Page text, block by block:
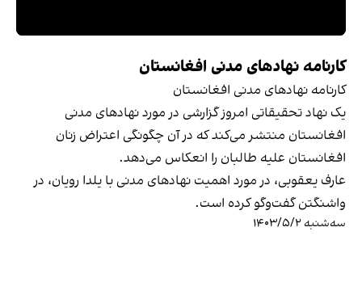
کارنامه نهادهای مدنی افغانستان
کارنامه نهادهای مدنی افغانستان
یک نهاد تحقیقاتی امروز گزارشی در مورد نهادهای مدنی
افغانستان منتشر می‌کند که در آن چگونگی اعتراض زنان
افغانستان علیه طالبان را انعکاس می‌دهد.
عارف یعقوبی، در مورد اهمیت نهاد‌های مدنی با یلدا رویان، در
واشنگتن گفت‌وگو کرده است.
سه‌شنبه ۱۴۰۳/۵/۲